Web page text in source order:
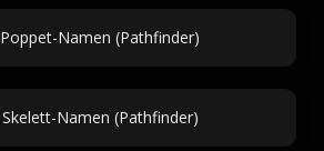
Poppet-Namen (Pathfinder)
Skelett-Namen (Pathfinder)